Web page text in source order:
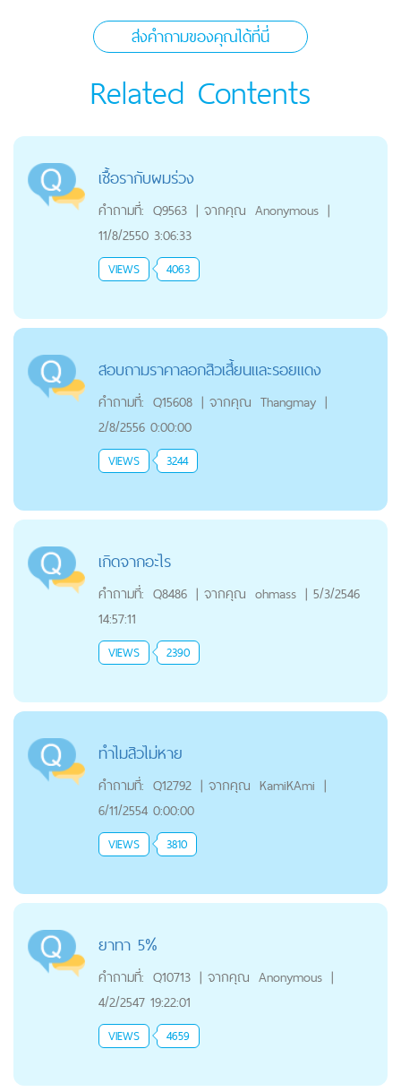
ส่งคำถามของคุณได้ที่นี่
Related Contents
เชื้อรากับผมร่วง
คำถามที่: Q9563 | จากคุณ Anonymous |
11/8/2550 3:06:33
VIEWS 4063
สอบถามราคาลอกสิวเสี้ยนและรอยแดง
คำถามที่: Q15608 | จากคุณ Thangmay |
2/8/2556 0:00:00
VIEWS 3244
เกิดจากอะไร
คำถามที่: Q8486 | จากคุณ ohmass | 5/3/2546
14:57:11
VIEWS 2390
ทำไมสิวไม่หาย
คำถามที่: Q12792 | จากคุณ KamiKAmi |
6/11/2554 0:00:00
VIEWS 3810
ยาทา 5%
คำถามที่: Q10713 | จากคุณ Anonymous |
4/2/2547 19:22:01
VIEWS 4659